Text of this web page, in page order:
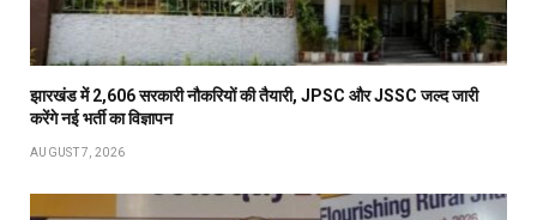
झारखंड में 2,606 सरकारी नौकरियों की तैयारी, JPSC और JSSC जल्द जारी
करेंगे नई भर्ती का विज्ञापन
AUGUST 7, 2026